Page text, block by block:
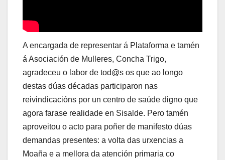
A encargada de representar á Plataforma e tamén
á Asociación de Mulleres, Concha Trigo,
agradeceu o labor de tod@s os que ao longo
destas dúas décadas participaron nas
reivindicacións por un centro de saúde digno que
agora farase realidade en Sisalde. Pero tamén
aproveitou o acto para poñer de manifesto dúas
demandas presentes: a volta das urxencias a
Moaña e a mellora da atención primaria co